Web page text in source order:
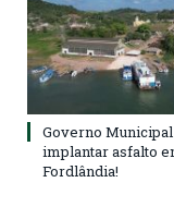
Governo
implantar asfalto
Fordlândia!